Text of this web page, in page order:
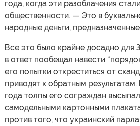
года, когда эти разоблачения
общественности. — Это в
народные деньги,
Все это было крайне досадно для
в ответ пообещал навести
его попытки откреститься от
приводят к обратным
года толпы его сограждан
самодельными картонными
против того, что украинский